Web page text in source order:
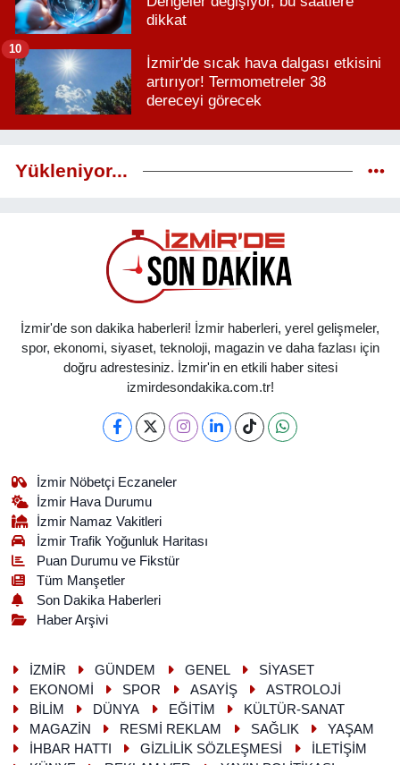
dikkat
İzmir'de sıcak hava dalgası etkisini
artırıyor! Termometreler 38
dereceyi görecek
10
Yükleniyor...
İzmir'de son dakika haberleri! İzmir haberleri, yerel gelişmeler,
spor, ekonomi, siyaset, teknoloji, magazin ve daha fazlası için
doğru adrestesiniz. İzmir'in en etkili haber sitesi
izmirdesondakika.com.tr!
İzmir Nöbetçi Eczaneler
İzmir Hava Durumu
İzmir Namaz Vakitleri
İzmir Trafik Yoğunluk Haritası
Puan Durumu ve Fikstür
Tüm Manşetler
Son Dakika Haberleri
Haber Arşivi
İZMİR GÜNDEM GENEL
SİYASET
EKONOMİ
SPOR ASAYİŞ
ASTROLOJİ
BİLİM
DÜNYA EĞİTİM
KÜLTÜR-SANAT
MAGAZİN
RESMİ REKLAM SAĞLIK
YAŞAM
İHBAR HATTI
GİZLİLİK SÖZLEŞMESİ
İLETİŞİM